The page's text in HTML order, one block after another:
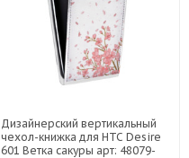
Дизайнерский вертикальный
чехол-книжка для HTC Desire
601 Ветка сакуры арт: 48079-